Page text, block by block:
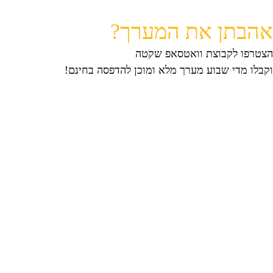
אהבתן את המערך?
הצטרפו לקבוצת וואטסאפ שקטה
וקבלו מדי שבוע מערך מלא ומוכן להדפסה בחינם!